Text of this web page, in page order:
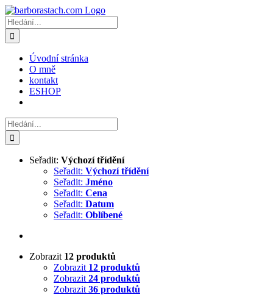
Přeskočit
na
obsah
Hledat:
Úvodní stránka
O mně
kontakt
ESHOP
Hledat:
Seřadit: Výchozí třídění
Seřadit: Výchozí třídění
Seřadit: Jméno
Seřadit: Cena
Seřadit: Datum
Seřadit: Oblíbené
Zobrazit 12 produktů
Zobrazit 12 produktů
Zobrazit 24 produktů
Zobrazit 36 produktů